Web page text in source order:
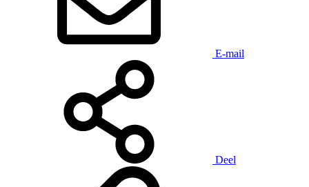
E-mail
Deel